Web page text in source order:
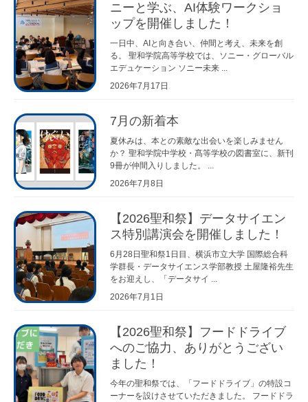
ニーと学ぶ、AI体験ワークショ
ップを開催しました！
一日中、AIと向き合い、仲間と考え、未来を創
る。 聖和学院高等学校では、ソニー・グローバル
エデュケーション ソニー未来 ...
2026年7月17日
7月の新着本
夏休みは、本との素敵な出会いを楽しみません
か？ 聖和学院中学校・髙等学校の図書室に、新刊
9冊が仲間入りしました。 ...
2026年7月8日
【2026聖和祭】データサイエン
ス特別講演会を開催しました！
6月28日聖和祭1日目、横浜市立大学 国際総合科
学群長・データサイエンス学部教授 土屋隆裕先生
をお迎えし、「データサイ ...
2026年7月1日
【2026聖和祭】フードドライブ
へのご協力、ありがとうござい
ました！
今年の聖和祭では、「フードドライブ」の特設コ
ーナーを設けさせていただきました。 フードドラ